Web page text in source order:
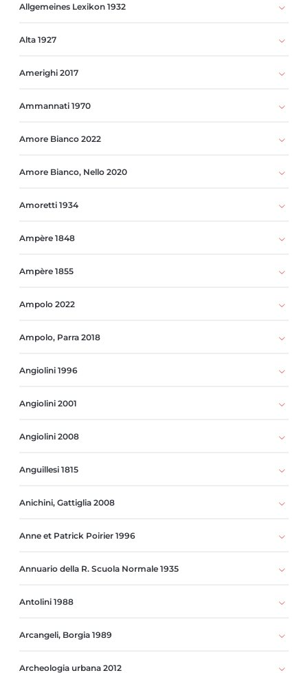
Allgemeines Lexikon 1932
Alta 1927
Amerighi 2017
Ammannati 1970
Amore Bianco 2022
Amore Bianco, Nello 2020
Amoretti 1934
Ampère 1848
Ampère 1855
Ampolo 2022
Ampolo, Parra 2018
Angiolini 1996
Angiolini 2001
Angiolini 2008
Anguillesi 1815
Anichini, Gattiglia 2008
Anne et Patrick Poirier 1996
Annuario della R. Scuola Normale 1935
Antolini 1988
Arcangeli, Borgia 1989
Archeologia urbana 2012